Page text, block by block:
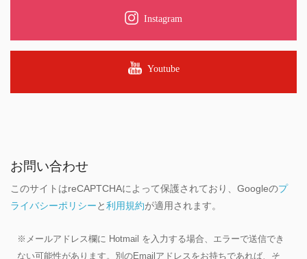
Instagram
Youtube
お問い合わせ
このサイトはreCAPTCHAによって保護されており、Googleのプ
ライバシーポリシーと利用規約が適用されます。
※メールアドレス欄に Hotmail を入力する場合、エラーで送信でき
ない可能性があります。別のEmailアドレスをお持ちであれば、そ